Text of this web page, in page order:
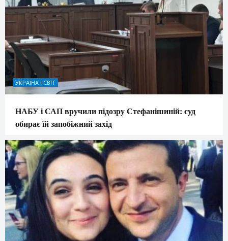
УКРАЇНА І СВІТ
НАБУ і САП вручили підозру Стефанішиній: суд
обирає їй запобіжний захід